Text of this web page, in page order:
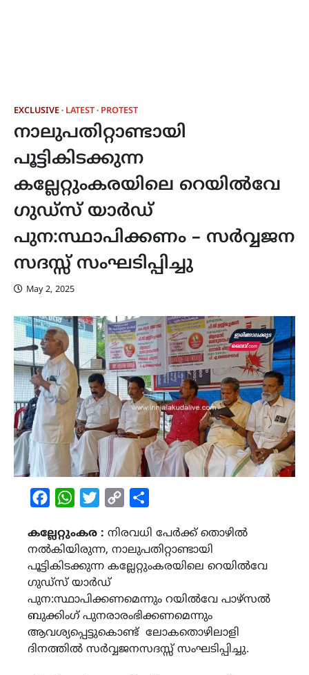
EXCLUSIVE LATEST PROTEST
നാലുപതിറ്റാണ്ടായി
പൂട്ടികിടക്കുന്ന
കല്ലേറ്റുംകരയിലെ റെയിൽവേ
ഗുഡ്‌സ് യാർഡ്
പുന:സ്ഥാപിക്കണം – സർവ്വജന
സദസ്സ് സംഘടിപ്പിച്ചു
May 2, 2025
FacebookWhatsAppTwitterCopy
കല്ലേറ്റുംകര : നിരവധി പേർക്ക് തൊഴിൽ
നൽകിയിരുന്ന, നാലുപതിറ്റാണ്ടായി
പൂട്ടികിടക്കുന്ന കല്ലേറ്റുംകരയിലെ റെയിൽവേ
ഗുഡ്‌സ് യാർഡ്
പുന:സ്ഥാപിക്കണമെന്നും റയിൽവേ പാഴ്സൽ
ബുക്കിംഗ് പുനരാരംഭിക്കണമെന്നും
ആവശ്യപ്പെട്ടുകൊണ്ട് ലോകതൊഴിലാളി
ദിനത്തിൽ സർവ്വജനസദസ്സ് സംഘടിപ്പിച്ചു.